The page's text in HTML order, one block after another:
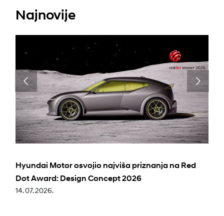
Najnovije
Hyundai Motor osvojio najviša priznanja na Red
Dot Award: Design Concept 2026
14. 07. 2026.